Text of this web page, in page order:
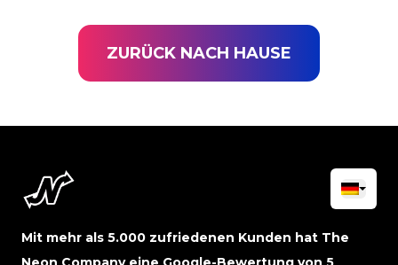
ZURÜCK NACH HAUSE
Mit mehr als 5.000 zufriedenen Kunden hat The